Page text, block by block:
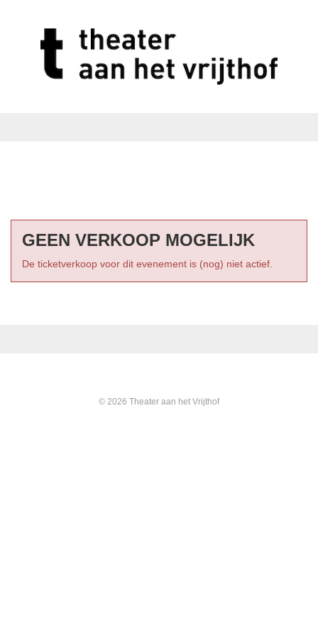
GEEN VERKOOP MOGELIJK
De ticketverkoop voor dit evenement is (nog) niet actief.
© 2026 Theater aan het Vrijthof